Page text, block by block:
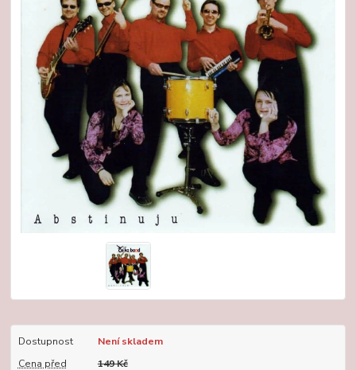
Dostupnost
Není skladem
Cena před
149 Kč